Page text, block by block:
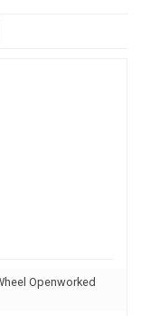
Openworked